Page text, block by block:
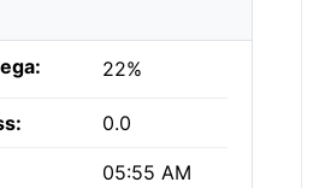
22%
0.0
05:55 AM